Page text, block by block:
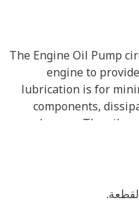
The Engine Oil
engine to
lubrication is for
components,
damage. The
pushes it through